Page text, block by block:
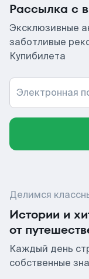
Рассылка с
Эксклюзивные
заботливые
Купибилета
Электронная
Делимся
Истории и
от
Каждый день
собственные